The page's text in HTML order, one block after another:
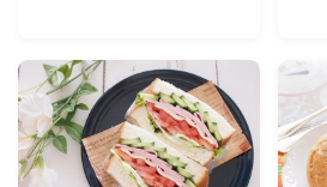
漬物・ピクルス・保存食・発酵食品
圧力鍋使用の料理